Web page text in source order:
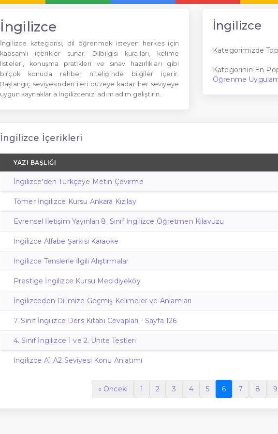
İngilizce
İngilizce kategorisi, dil öğrenmek isteyen herkes için
kapsamlı içerikler sunar. Dilbilgisi kuralları, kelime
listeleri, konuşma pratikleri ve sınav hazırlıkları gibi
birçok konuda rehber niteliğinde bilgiler içerir.
Başlangıç seviyesinden ileri düzeye kadar her seviyeye
uygun kaynaklarla İngilizcenizi adım adım geliştirin.
İngilizce
Kategorimizde
Kategorinin En
Öğrenme
İngilizce İçerikleri
YAZI BAŞLIĞI
İngilizce'den Türkçeye Metin Çevirme
Tömer İngilizce Kursu Ankara Kızılay
Evrensel İletişim Yayınları 8. Sınıf İngilizce Öğretmen Kılavuzu
İngilizce Alfabe Şarkısı Karaoke
İngilizce Tenslerle İlgili Alıştırmalar
Prestige İngilizce Kursu Mecidiyeköy
İngilizceden Dilimize Geçmiş Kelimeler ve Anlamları
7. Sınıf İngilizce Ders Kitabı Cevapları - Sayfa 126
4. Sınıf İngilizce 1 ve 2. Ünite Testleri
İngilizce A1 A2 Seviyesi Konu Anlatımı
« Önceki 1 2 3 4 5 6 7 8 9